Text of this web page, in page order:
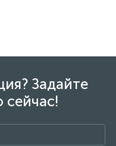
Задайте
сейчас!